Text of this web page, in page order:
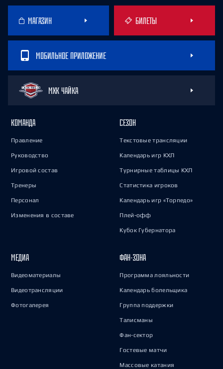
МАГАЗИН БИЛЕТЫ
МОБИЛЬНОЕ ПРИЛОЖЕНИЕ
МХК ЧАЙКА
КОМАНДА
Правление
Руководство
Игровой состав
Тренеры
Персонал
Изменения в составе
СЕЗОН
Текстовые трансляции
Календарь игр КХЛ
Турнирные таблицы КХЛ
Статистика игроков
Календарь игр «Торпедо»
Плей-офф
Кубок Губернатора
МЕДИА
Видеоматериалы
Видеотрансляции
Фотогалерея
ФАН-ЗОНА
Программа лояльности
Календарь болельщика
Группа поддержки
Талисманы
Фан-сектор
Гостевые матчи
Массовые катания